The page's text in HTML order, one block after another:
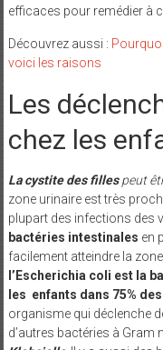
efficaces pour remédier à
Découvrez aussi :
voici les raisons
Les
chez les
La cystite des fillespeut
zone urinaire est très
plupart des infections des
bactéries intestinales en
facilement atteindre la
l’Escherichia coli est la
les enfants dans 75%
organisme qui déclenche
d’autres bactéries à Gram